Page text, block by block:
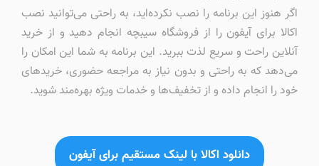
اگر هنوز این برنامه را نصب نکرده‌اید، به راحتی می‌توانید نصب
اکالا برای آیفون را از فروشگاه سیبچه انجام دهید و از خرید
آنلاین راحت و سریع لذت ببرید. این برنامه به شما این امکان را
می‌دهد که به راحتی و بدون نیاز به مراجعه حضوری، خریدهای
خود را انجام داده و از تخفیف‌ها و خدمات ویژه بهره‌مند شوید.
دانلود اکالا با لینک مستقیم برای آیفون